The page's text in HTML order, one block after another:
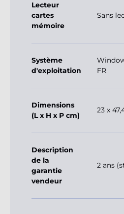
Lecteur
cartes
mémoire
Sans
Système
d'exploitation
FR
Dimensions
(L x H x P cm)
23 x
Description
de la
garantie
vendeur
2 ans